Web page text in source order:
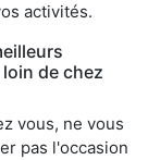
activités.
de chez
vous, ne vous
pas l'occasion